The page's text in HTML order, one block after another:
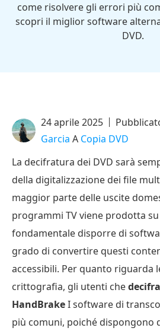
come risolvere gli errori più
scopri il miglior software
DVD.
24 aprile 2025
Garcia A Copia DVD
La decifratura dei DVD sarà
della digitalizzazione dei file
maggior parte delle uscite
programmi TV viene prodotta su
fondamentale disporre di
grado di convertire questi
accessibili. Per quanto riguarda
crittografia, gli utenti che
HandBrakeI software di
più comuni, poiché dispongono